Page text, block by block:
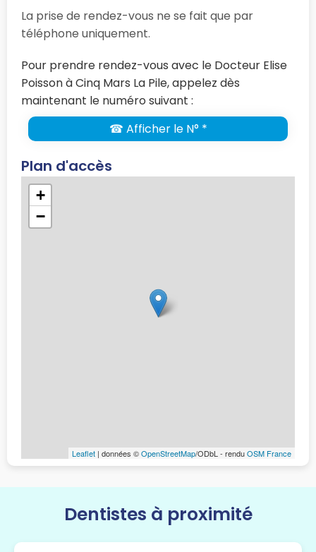
La prise de rendez-vous ne se fait que par
téléphone uniquement.
Pour prendre rendez-vous avec le Docteur Elise
Poisson à Cinq Mars La Pile, appelez dès
maintenant le numéro suivant :
☎ Afficher le N° *
Plan d'accès
+
−
Leaflet | données ©OpenStreetMap/ODbL - renduOSM France
Dentistes à proximité